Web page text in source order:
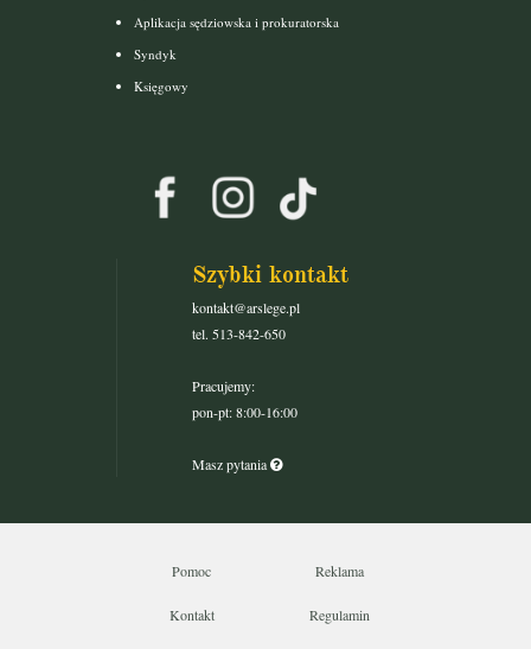
Aplikacja sędziowska i prokuratorska
Syndyk
Księgowy
Szybki kontakt
kontakt@arslege.pl
tel. 513-842-650
Pracujemy:
pon-pt: 8:00-16:00
Masz pytania
Pomoc Reklama
Kontakt Regulamin